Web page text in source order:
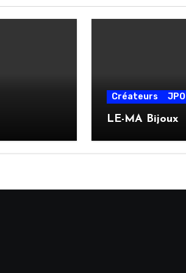
Créateurs JPO
LE-MA Bijoux